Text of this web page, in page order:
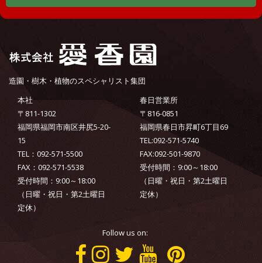
造園・樹木・植物のスペシャリスト集団
本社
〒811-1302
福岡県福岡市南区井尻5-20-
15
TEL：092-571-5500
FAX：092-571-5538
受付時間：9:00～18:00
（日曜・祝日・第2土曜日
定休）
春日営業所
〒816-0851
福岡県春日市昇町6丁目69
TEL:092-571-5740
FAX:092-501-9870
受付時間：9:00～18:00
（日曜・祝日・第2土曜日
定休）
Follow us on: